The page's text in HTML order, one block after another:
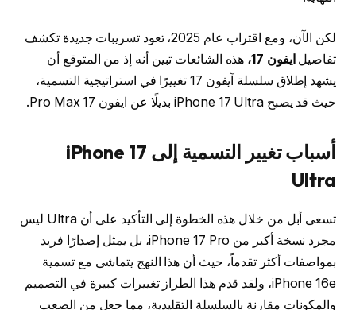
لكن الآن، ومع اقتراب عام 2025، تعود تسريبات جديدة تكشف
تفاصيل ايفون 17،
هذه الشائعات تبين أنه إذ من المتوقع أن
يشهد إطلاق سلسلة آيفون 17 تغييرًا في استراتيجية التسمية،
حيث قد يصبح iPhone 17 Ultra بديلًا عن ايفون 17 Pro Max.
أسباب تغيير التسمية إلى iPhone 17
Ultra
تسعى أبل من خلال هذه الخطوة إلى التأكيد على أن Ultra ليس
مجرد نسخة أكبر من iPhone 17 Pro، بل يمثل إصدارًا فريد
بمواصفات أكثر تقدماً، حيث أن هذا النهج يتماشى مع تسمية
iPhone 16e، ولقد قدم هذا الطراز تغييرات كبيرة في التصميم
والمكونات مقارنة بالسلسلة التقليدية، مما جعل من الصعب